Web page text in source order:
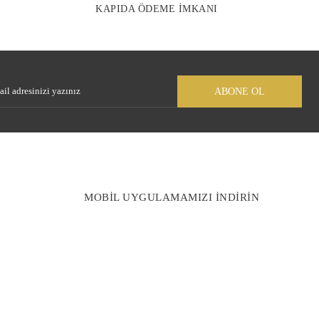
KAPIDA ÖDEME İMKANI
ABONE OL
MOBİL UYGULAMAMIZI İNDİRİN